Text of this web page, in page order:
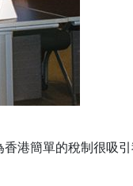
港簡單的稅制很吸